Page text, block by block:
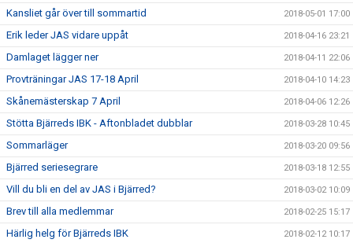
Kansliet går över till sommartid 2018-05-01 17:00
Erik leder JAS vidare uppåt 2018-04-16 23:21
Damlaget lägger ner 2018-04-11 22:06
Provträningar JAS 17-18 April 2018-04-10 14:23
Skånemästerskap 7 April 2018-04-06 12:26
Stötta Bjärreds IBK - Aftonbladet dubblar 2018-03-28 10:45
Sommarläger 2018-03-20 09:56
Bjärred seriesegrare 2018-03-18 12:55
Vill du bli en del av JAS i Bjärred? 2018-03-02 10:09
Brev till alla medlemmar 2018-02-25 15:17
Härlig helg för Bjärreds IBK 2018-02-12 10:17